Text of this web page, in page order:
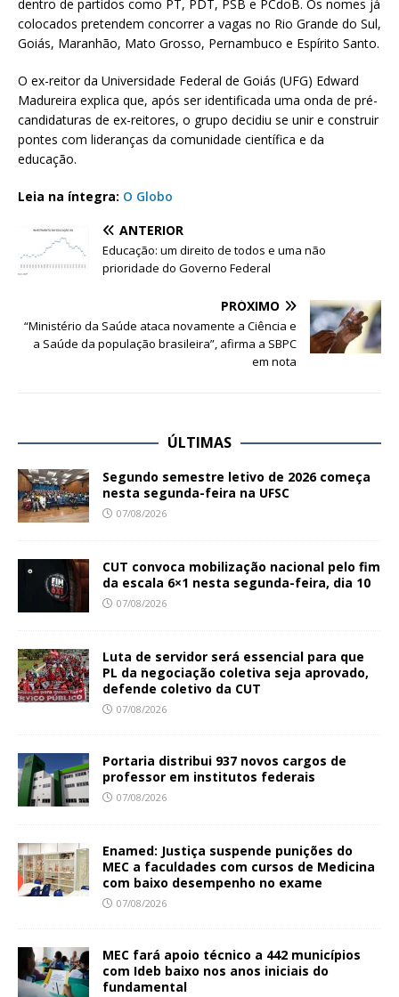
dentro de partidos como PT, PDT, PSB e PCdoB. Os nomes já
colocados pretendem concorrer a vagas no Rio Grande do Sul,
Goiás, Maranhão, Mato Grosso, Pernambuco e Espírito Santo.
O ex-reitor da Universidade Federal de Goiás (UFG) Edward
Madureira explica que, após ser identificada uma onda de pré-
candidaturas de ex-reitores, o grupo decidiu se unir e construir
pontes com lideranças da comunidade científica e da
educação.
Leia na íntegra: O Globo
ANTERIOR
Educação: um direito de todos e uma não
prioridade do Governo Federal
PRÓXIMO
“Ministério da Saúde ataca novamente a Ciência e
a Saúde da população brasileira”, afirma a SBPC
em nota
ÚLTIMAS
Segundo semestre letivo de 2026 começa
nesta segunda-feira na UFSC
07/08/2026
CUT convoca mobilização nacional pelo fim
da escala 6×1 nesta segunda-feira, dia 10
07/08/2026
Luta de servidor será essencial para que
PL da negociação coletiva seja aprovado,
defende coletivo da CUT
07/08/2026
Portaria distribui 937 novos cargos de
professor em institutos federais
07/08/2026
Enamed: Justiça suspende punições do
MEC a faculdades com cursos de Medicina
com baixo desempenho no exame
07/08/2026
MEC fará apoio técnico a 442 municípios
com Ideb baixo nos anos iniciais do
fundamental